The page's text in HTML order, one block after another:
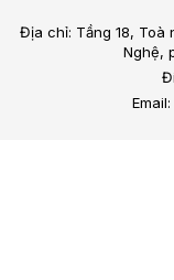
Địa chỉ: Tầng 18, Toà
Nghệ,